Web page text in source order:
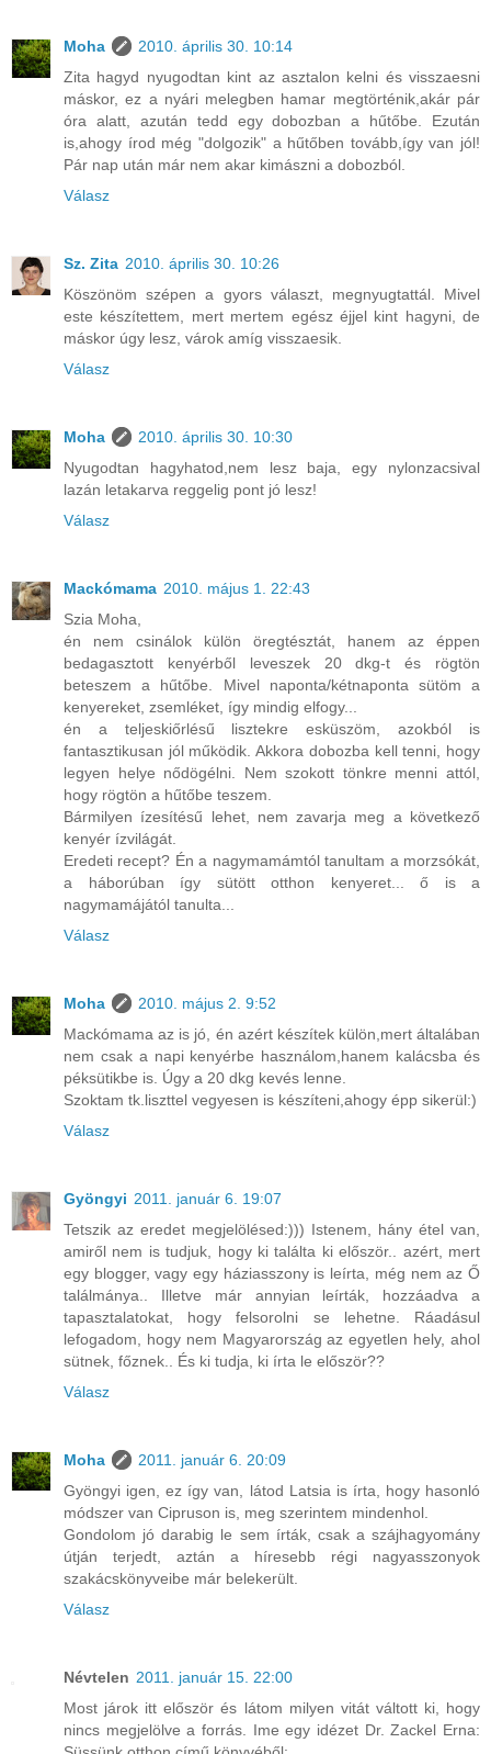
Moha
2010. április 30. 10:14
Zita hagyd nyugodtan kint az asztalon kelni és visszaesni
máskor, ez a nyári melegben hamar megtörténik,akár pár
óra alatt, azután tedd egy dobozban a hűtőbe. Ezután
is,ahogy írod még "dolgozik" a hűtőben tovább,így van jól!
Pár nap után már nem akar kimászni a dobozból.
Válasz
Sz. Zita 2010. április 30. 10:26
Köszönöm szépen a gyors választ, megnyugtattál. Mivel
este készítettem, mert mertem egész éjjel kint hagyni, de
máskor úgy lesz, várok amíg visszaesik.
Válasz
Moha
2010. április 30. 10:30
Nyugodtan hagyhatod,nem lesz baja, egy nylonzacsival
lazán letakarva reggelig pont jó lesz!
Válasz
Mackómama 2010. május 1. 22:43
Szia Moha,
én nem csinálok külön öregtésztát, hanem az éppen
bedagasztott kenyérből leveszek 20 dkg-t és rögtön
beteszem a hűtőbe. Mivel naponta/kétnaponta sütöm a
kenyereket, zsemléket, így mindig elfogy...
én a teljeskiőrlésű lisztekre esküszöm, azokból is
fantasztikusan jól működik. Akkora dobozba kell tenni, hogy
legyen helye nődögélni. Nem szokott tönkre menni attól,
hogy rögtön a hűtőbe teszem.
Bármilyen ízesítésű lehet, nem zavarja meg a következő
kenyér ízvilágát.
Eredeti recept? Én a nagymamámtól tanultam a morzsókát,
a háborúban így sütött otthon kenyeret... ő is a
nagymamájától tanulta...
Válasz
Moha
2010. május 2. 9:52
Mackómama az is jó, én azért készítek külön,mert általában
nem csak a napi kenyérbe használom,hanem kalácsba és
péksütikbe is. Úgy a 20 dkg kevés lenne.
Szoktam tk.liszttel vegyesen is készíteni,ahogy épp sikerül:)
Válasz
Gyöngyi 2011. január 6. 19:07
Tetszik az eredet megjelölésed:))) Istenem, hány étel van,
amiről nem is tudjuk, hogy ki találta ki először.. azért, mert
egy blogger, vagy egy háziasszony is leírta, még nem az Ő
találmánya.. Illetve már annyian leírták, hozzáadva a
tapasztalatokat, hogy felsorolni se lehetne. Ráadásul
lefogadom, hogy nem Magyarország az egyetlen hely, ahol
sütnek, főznek.. És ki tudja, ki írta le először??
Válasz
Moha
2011. január 6. 20:09
Gyöngyi igen, ez így van, látod Latsia is írta, hogy hasonló
módszer van Cipruson is, meg szerintem mindenhol.
Gondolom jó darabig le sem írták, csak a szájhagyomány
útján terjedt, aztán a híresebb régi nagyasszonyok
szakácskönyveibe már belekerült.
Válasz
Névtelen 2011. január 15. 22:00
Most járok itt először és látom milyen vitát váltott ki, hogy
nincs megjelölve a forrás. Ime egy idézet Dr. Zackel Erna: